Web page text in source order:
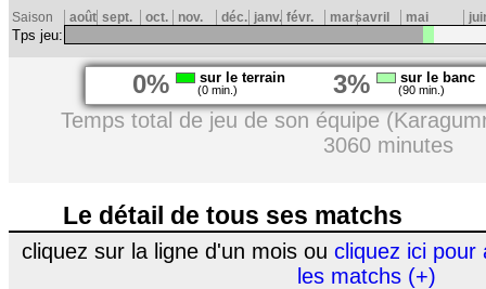
Saison août sept. oct. nov. déc. janv. févr. marsavril mai
Tps jeu:
0% sur le terrain
(0 min.) 3% sur le banc
(90 min.)
Temps total de jeu de son équipe
3060 minutes
Le détail de tous ses matchs
cliquez sur la ligne d'un mois ou cliquez ici pour
les matchs (+)